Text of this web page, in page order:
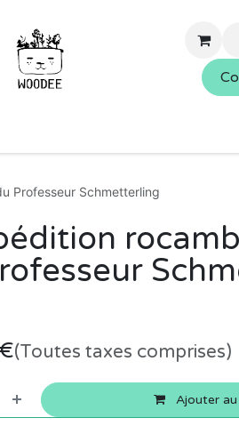
Professeur Schmetterling
€(Toutes taxes comprises)
Ajouter